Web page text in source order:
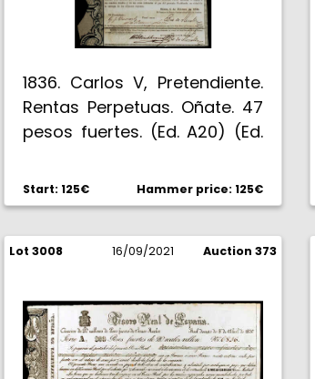
1836. Carlos V, Pretendiente.
Rentas Perpetuas. Oñate. 47
pesos fuertes. (Ed. A20) (Ed.
en seco del Pretendiente.
Certificado de renta anual
del 5% sobre un capital de
940 pesos. EBC-.
Start: 125€ Hammer price: 125€
Lot 3008 16/09/2021 Auction 373